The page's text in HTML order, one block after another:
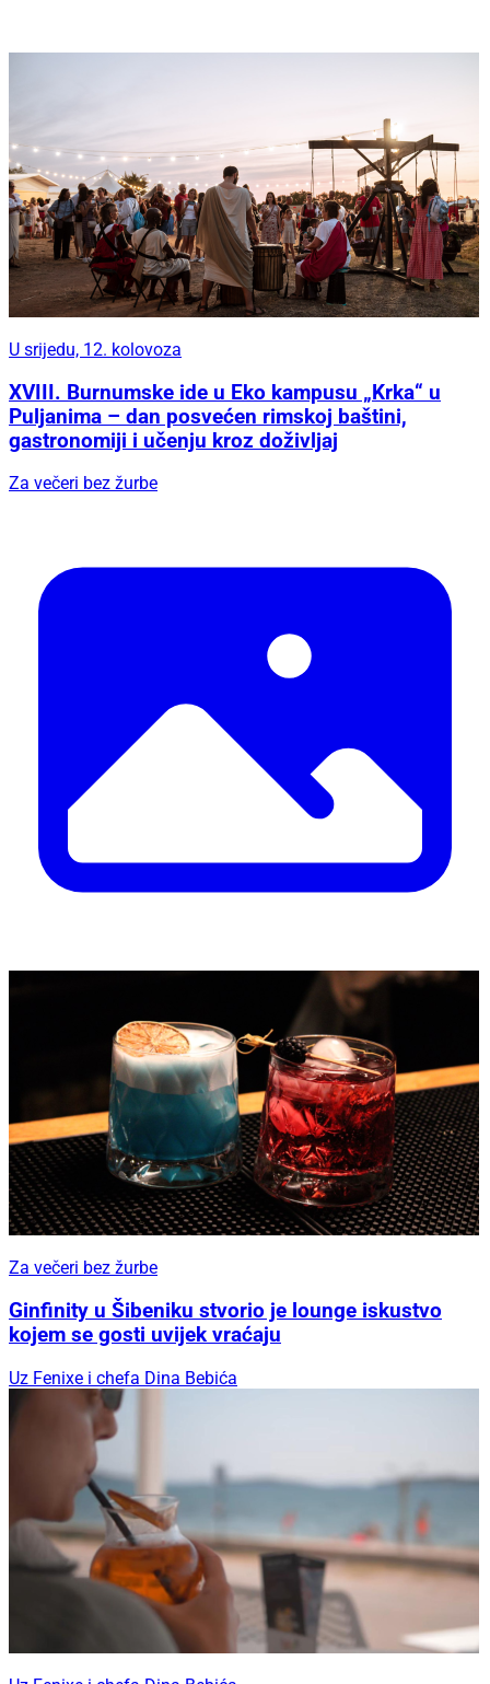
U srijedu, 12. kolovoza
XVIII. Burnumske ide u Eko kampusu „Krka“ u
Puljanima – dan posvećen rimskoj baštini,
gastronomiji i učenju kroz doživljaj
Za večeri bez žurbe
Za večeri bez žurbe
Ginfinity u Šibeniku stvorio je lounge iskustvo
kojem se gosti uvijek vraćaju
Uz Fenixe i chefa Dina Bebića